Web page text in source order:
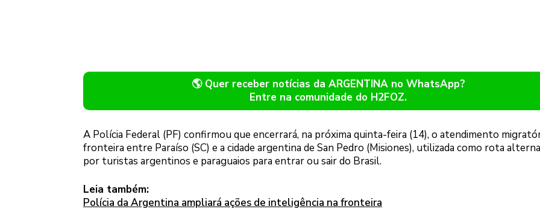
🌎 Quer receber notícias da ARGENTINA no WhatsApp?
Entre na comunidade do H2FOZ.
A Polícia Federal (PF) confirmou que encerrará, na próxima quinta-feira (14), o atendimento
fronteira entre Paraíso (SC) e a cidade argentina de San Pedro (Misiones), utilizada como rota
por turistas argentinos e paraguaios para entrar ou sair do Brasil.
Leia também:
Polícia da Argentina ampliará ações de inteligência na fronteira